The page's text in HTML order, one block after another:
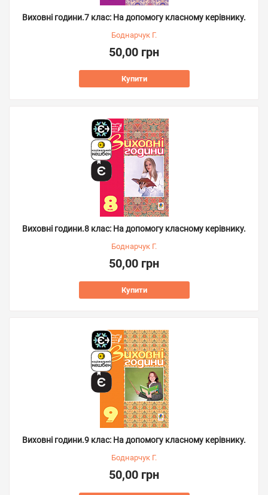
Виховні години.7 клас: На допомогу класному керівнику.
Боднарчук Г.
50,00 грн
Купити
Виховні години.8 клас: На допомогу класному керівнику.
Боднарчук Г.
50,00 грн
Купити
Виховні години.9 клас: На допомогу класному керівнику.
Боднарчук Г.
50,00 грн